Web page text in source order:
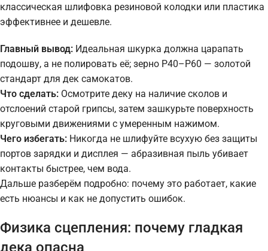
классическая шлифовка резиновой колодки или пластика
эффективнее и дешевле.
Главный вывод: Идеальная шкурка должна царапать
подошву, а не полировать её; зерно P40–P60 — золотой
стандарт для дек самокатов.
Что сделать: Осмотрите деку на наличие сколов и
отслоений старой грипсы, затем зашкурьте поверхность
круговыми движениями с умеренным нажимом.
Чего избегать: Никогда не шлифуйте всухую без защиты
портов зарядки и дисплея — абразивная пыль убивает
контакты быстрее, чем вода.
Дальше разберём подробно: почему это работает, какие
есть нюансы и как не допустить ошибок.
Физика сцепления: почему гладкая
дека опасна